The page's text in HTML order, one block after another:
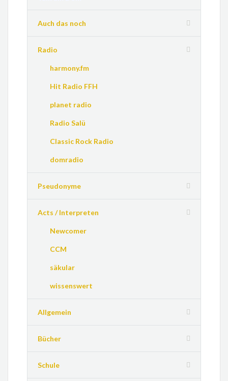
Auch das noch
Radio
harmony.fm
Hit Radio FFH
planet radio
Radio Salü
Classic Rock Radio
domradio
Pseudonyme
Acts / Interpreten
Newcomer
CCM
säkular
wissenswert
Allgemein
Bücher
Schule